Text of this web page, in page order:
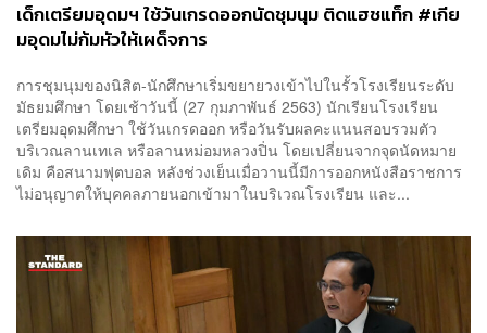
เด็กเตรียมอุดมฯ ใช้วันเกรดออกนัดชุมนุม ติดแฮชแท็ก #เกีย
มอุดมไม่ก้มหัวให้เผด็จการ
การชุมนุมของนิสิต-นักศึกษาเริ่มขยายวงเข้าไปในรั้วโรงเรียนระดับ
มัธยมศึกษา โดยเช้าวันนี้ (27 กุมภาพันธ์ 2563) นักเรียนโรงเรียน
เตรียมอุดมศึกษา ใช้วันเกรดออก หรือวันรับผลคะแนนสอบรวมตัว
บริเวณลานเทเล หรือลานหม่อมหลวงปิ่น โดยเปลี่ยนจากจุดนัดหมาย
เดิม คือสนามฟุตบอล หลังช่วงเย็นเมื่อวานนี้มีการออกหนังสือราชการ
ไม่อนุญาตให้บุคคลภายนอกเข้ามาในบริเวณโรงเรียน และ...